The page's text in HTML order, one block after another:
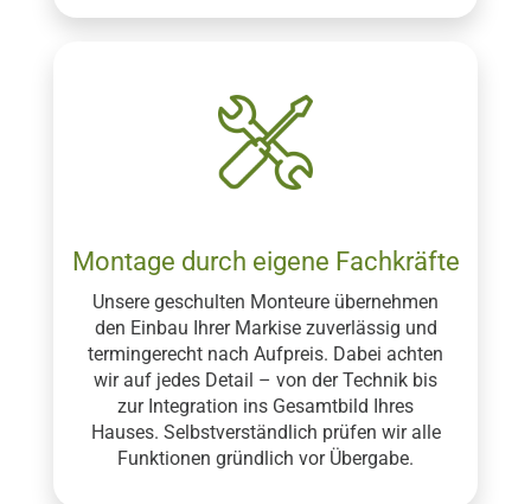
Montage durch eigene Fachkräfte
Unsere geschulten Monteure übernehmen
den Einbau Ihrer Markise zuverlässig und
termingerecht nach Aufpreis. Dabei achten
wir auf jedes Detail – von der Technik bis
zur Integration ins Gesamtbild Ihres
Hauses. Selbstverständlich prüfen wir alle
Funktionen gründlich vor Übergabe.